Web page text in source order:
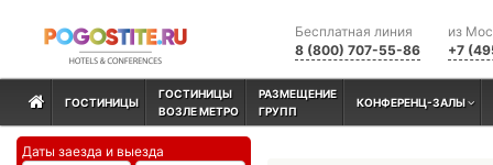
из
+7
Бесплатная линия
8 (800) 707-55-86
ГОСТИНИЦЫ
ГОСТИНИЦЫ
ВОЗЛЕ МЕТРО
РАЗМЕЩЕНИЕ
ГРУПП
КОНФЕРЕНЦ-ЗАЛЫ
Даты заезда и выезда